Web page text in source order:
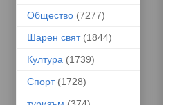
Общество (7277)
Шарен свят (1844)
Култура (1739)
Спорт (1728)